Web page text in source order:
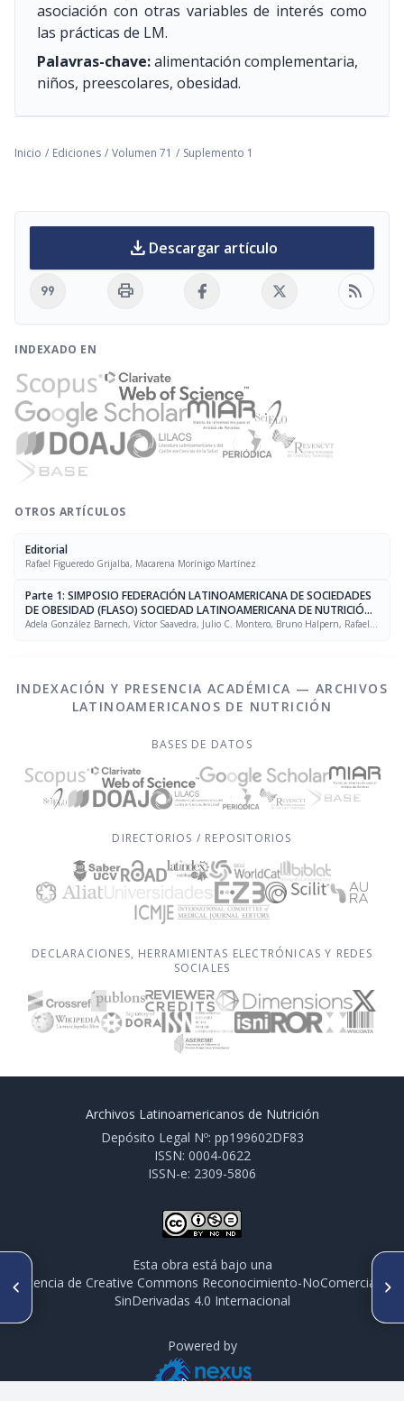
asociación con otras variables de interés como
las prácticas de LM.
Palavras-chave:alimentación complementaria,
niños, preescolares, obesidad.
Inicio / Ediciones / Volumen 71 / Suplemento 1
download Descargar artículo
format_quote print rss_feed
INDEXADO EN
OTROS ARTÍCULOS
Editorial
Rafael Figueredo Grijalba, Macarena Morínigo Martínez
Parte 1: SIMPOSIO FEDERACIÓN LATINOAMERICANA DE SOCIEDADES
DE OBESIDAD (FLASO) SOCIEDAD LATINOAMERICANA DE NUTRICIÓN
(SLAN)
Adela González Barnech, Víctor Saavedra, Julio C. Montero, Bruno Halpern, Rafael
ARTÍCULO ANTERIOR
PO 169. ANTROPOMETRÍA Y
RETRASO EN LA
SIGUIENTE ARTÍCULO
PO 171. EFECTO DE
SUBPRODUCTOS DE MANGO
Enterobacter cloacae IN VITRO
INDEXACIÓN Y PRESENCIA ACADÉMICA — ARCHIVOS
LATINOAMERICANOS DE NUTRICIÓN
BASES DE DATOS
DIRECTORIOS / REPOSITORIOS
DECLARACIONES, HERRAMIENTAS ELECTRÓNICAS Y REDES
SOCIALES
Archivos Latinoamericanos de Nutrición
Depósito Legal Nº: pp199602DF83
ISSN: 0004-0622
ISSN-e: 2309-5806
Esta obra está bajo una
licencia de Creative Commons Reconocimiento-NoComercial-
SinDerivadas 4.0 Internacional
Powered by